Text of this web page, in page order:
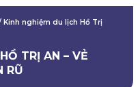
Kinh nghiệm du lịch Hồ Trị
TRỊ AN – VẺ
RŨ